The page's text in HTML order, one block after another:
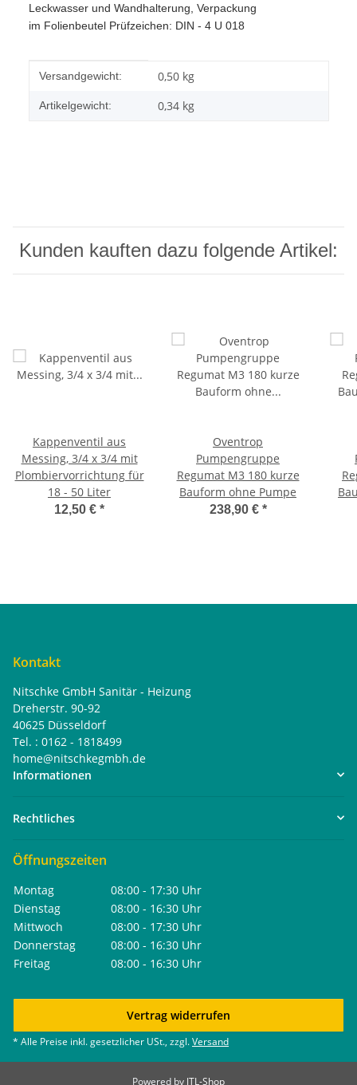
Leckwasser und Wandhalterung, Verpackung
im Folienbeutel Prüfzeichen: DIN - 4 U 018
Produkteigenschaft
Wert
Versandgewicht: 0,50 kg
Artikelgewicht: 0,34 kg
Kunden kauften dazu folgende Artikel:
Kappenventil aus
Messing, 3/4 x 3/4 mit
Plombiervorrichtung für
18 - 50 Liter
12,50 € *
Oventrop
Pumpengruppe
Regumat M3 180 kurze
Bauform ohne Pumpe
238,90 € *
Kontakt
Nitschke GmbH Sanitär - Heizung
Dreherstr. 90-92
40625 Düsseldorf
Tel. : 0162 - 1818499
home@nitschkegmbh.de
Informationen
Rechtliches
Öffnungszeiten
Montag
08:00 - 17:30 Uhr
Dienstag
08:00 - 16:30 Uhr
Mittwoch
08:00 - 17:30 Uhr
Donnerstag
08:00 - 16:30 Uhr
Freitag
08:00 - 16:30 Uhr
Vertrag widerrufen
* Alle Preise inkl. gesetzlicher USt., zzgl.Versand
Powered by JTL-Shop